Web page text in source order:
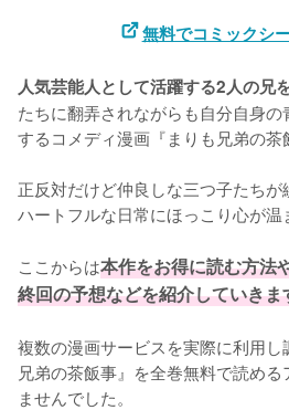
無料でコミックシ
人気芸能人として活躍する2人の兄
たちに翻弄されながらも自分自身
するコメディ漫画『まりも兄弟の茶
正反対だけど仲良しな三つ子たち
ハートフルな日常にほっこり心が温
ここからは本作をお得に読む方法
終回の予想などを紹介していきま
複数の漫画サービスを実際に利用
兄弟の茶飯事』を全巻無料で読め
ませんでした。